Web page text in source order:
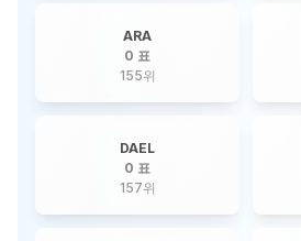
ARA
0 표
155위
DAEL
0 표
157위